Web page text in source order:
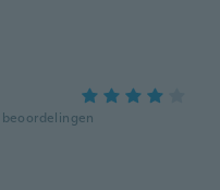
beoordelingen